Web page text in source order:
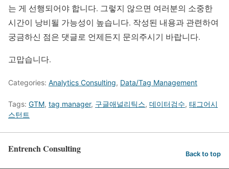
는 게 선행되어야 합니다. 그렇지 않으면 여러분의 소중한
시간이 낭비될 가능성이 높습니다. 작성된 내용과 관련하여
궁금하신 점은 댓글로 언제든지 문의주시기 바랍니다.
고맙습니다.
Categories: Analytics Consulting, Data/Tag Management
Tags: GTM, tag manager, 구글애널리틱스, 데이터검수, 태그어시
스턴트
Entrench Consulting Back to top